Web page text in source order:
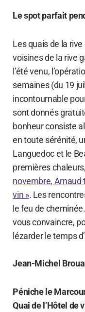
Le spot parfait
Les quais de la
voisines de la rive
l’été venu,
semaines (du 19
incontournable
sont donnés
bonheur consiste
en toute sérénité,
Languedoc et le
premières
novembre, Arnaud
vin ». Les
le feu de
vous convaincre,
lézarder le temps
Jean-Michel
Péniche le
Quai de l’Hôtel de